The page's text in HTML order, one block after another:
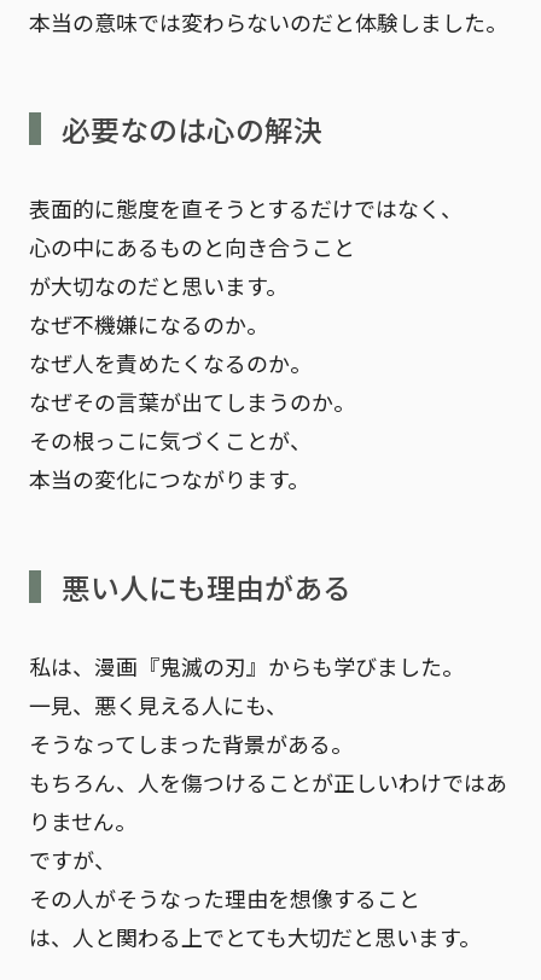
本当の意味では変わらないのだと体験しました。
必要なのは心の解決
表面的に態度を直そうとするだけではなく、
心の中にあるものと向き合うこと
が大切なのだと思います。
なぜ不機嫌になるのか。
なぜ人を責めたくなるのか。
なぜその言葉が出てしまうのか。
その根っこに気づくことが、
本当の変化につながります。
悪い人にも理由がある
私は、漫画『鬼滅の刃』からも学びました。
一見、悪く見える人にも、
そうなってしまった背景がある。
もちろん、人を傷つけることが正しいわけではあ
りません。
ですが、
その人がそうなった理由を想像すること
は、人と関わる上でとても大切だと思います。